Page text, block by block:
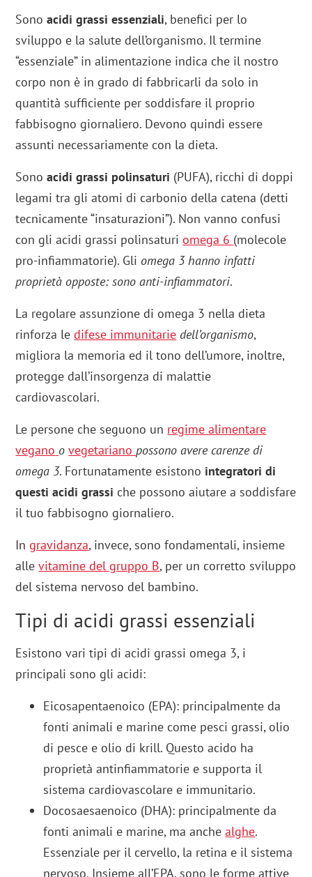
Sonoacidi grassi essenziali, benefici per lo
sviluppo e la salute dell’organismo. Il termine
“essenziale” in alimentazione indica che il nostro
corpo non è in grado di fabbricarli da solo in
quantità sufficiente per soddisfare il proprio
fabbisogno giornaliero. Devono quindi essere
assunti necessariamente con la dieta.
Sonoacidi grassi polinsaturi (PUFA), ricchi di doppi
legami tra gli atomi di carbonio della catena (detti
tecnicamente “insaturazioni”). Non vanno confusi
con gli acidi grassi polinsaturiomega 6 (molecole
pro-infiammatorie). Gli omega 3 hanno infatti
proprietà opposte: sono anti-infiammatori.
La regolare assunzione di omega 3 nella dieta
rinforza le difese immunitarie dell’organismo,
migliora la memoria ed il tono dell’umore, inoltre,
protegge dall’insorgenza di malattie
cardiovascolari.
Le persone che seguono un regime alimentare
vegano ovegetarianopossono avere carenze di
omega 3. Fortunatamente esistono integratori di
questi acidi grassi che possono aiutare a soddisfare
il tuo fabbisogno giornaliero.
Ingravidanza, invece, sono fondamentali, insieme
allevitamine del gruppo B, per un corretto sviluppo
del sistema nervoso del bambino.
Tipi di acidi grassi essenziali
Esistono vari tipi di acidi grassi omega 3, i
principali sono gli acidi:
Eicosapentaenoico (EPA): principalmente da
fonti animali e marine come pesci grassi, olio
di pesce e olio di krill. Questo acido ha
proprietà antinfiammatorie e supporta il
sistema cardiovascolare e immunitario.
Docosaesaenoico (DHA): principalmente da
fonti animali e marine, ma anchealghe.
Essenziale per il cervello, la retina e il sistema
nervoso. Insieme all’EPA, sono le forme attive